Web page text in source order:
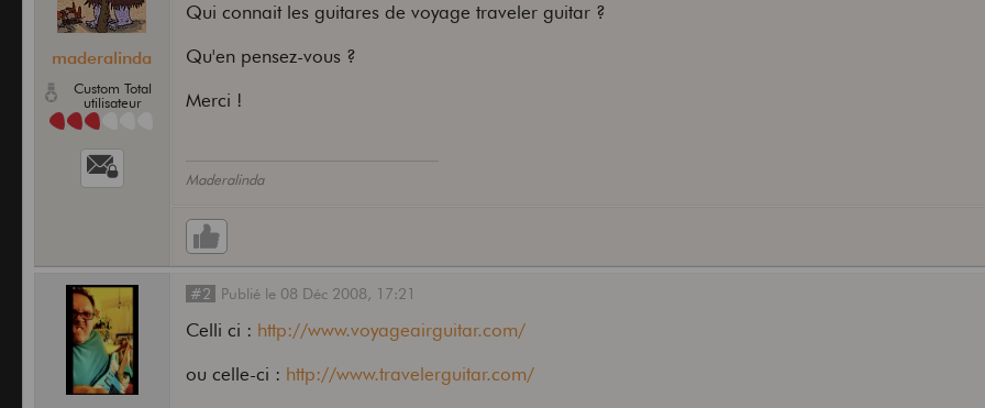
maderalinda
Custom Total
utilisateur
Qui connait les guitares de voyage traveler guitar ?
Qu'en pensez-vous ?
Merci !
Maderalinda
#2 Publié le 08 Déc 2008, 17:21
Celli ci : http://www.voyageairguitar.com/
ou celle-ci : http://www.travelerguitar.com/